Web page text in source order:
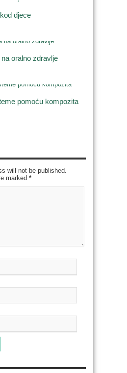
djece
oralno zdravlje
pomoću kompozita
will not be published.
marked *